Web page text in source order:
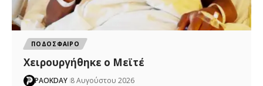
ΠΟΔΟΣΦΑΙΡΟ
Χειρουργήθηκε ο Μεϊτέ
PAOKDAY 8 Αυγούστου 2026